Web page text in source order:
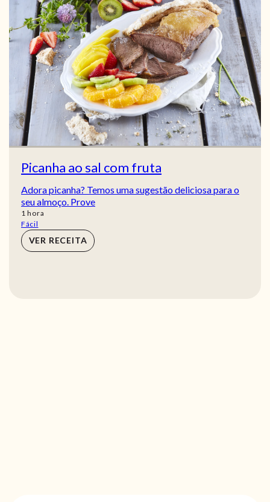
Picanha ao sal com fruta
Adora picanha? Temos uma sugestão deliciosa para o
seu almoço. Prove
1 hora
hora
Fácil
VER RECEITA